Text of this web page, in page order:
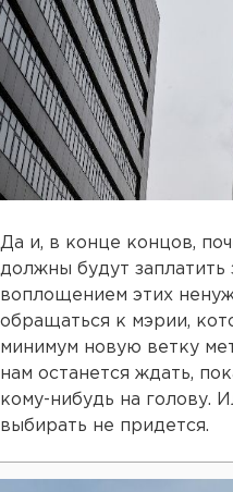
Да и, в конце концов,
должны будут заплатить
воплощением этих
обращаться к мэрии,
минимум новую ветку
нам останется ждать,
кому-нибудь на голову.
выбирать не придется.